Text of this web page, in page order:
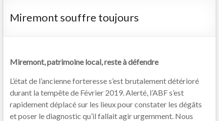
Miremont souffre toujours
Miremont, patrimoine local, reste à défendre
L’état de l’ancienne forteresse s’est brutalement détérioré
durant la tempête de Février 2019. Alerté, l’ABF s’est
rapidement déplacé sur les lieux pour constater les dégâts
et poser le diagnostic qu’il fallait agir urgemment. Nous